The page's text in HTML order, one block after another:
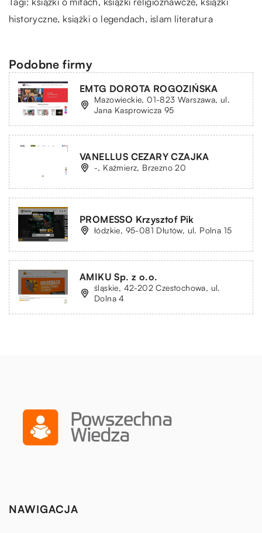
historyczne, książki o legendach, islam literatura
Podobne firmy
EMTG DOROTA ROGOZIŃSKA
Mazowieckie, 01-823 Warszawa, ul.
Jana Kasprowicza 95
VANELLUS CEZARY CZAJKA
-, Kaźmierz, Brzezno 20
PROMESSO Krzysztof Pik
łódzkie, 95-081 Dłutów, ul. Polna 15
AMIKU Sp. z o.o.
śląskie, 42-202 Czestochowa, ul.
Dolna 4
NAWIGACJA